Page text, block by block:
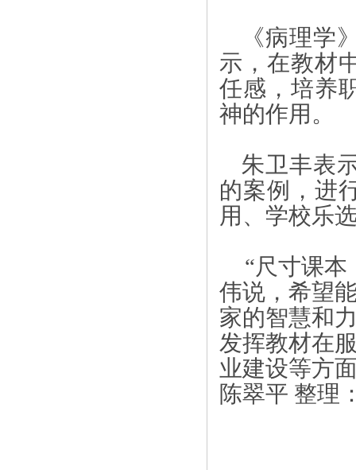
《病理学
示，在教材
任感，培养
神的作用。
朱卫丰表
的案例，进
用、学校乐
“尺寸课本
伟说，希望
家的智慧和
发挥教材在
业建设等方
陈翠平 整理